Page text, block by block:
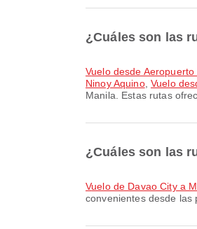
¿Cuáles son las
Vuelo desde
Ninoy Aquino, Vuelo
Manila. Estas rutas
¿Cuáles son las
Vuelo de Davao City a
convenientes desde las